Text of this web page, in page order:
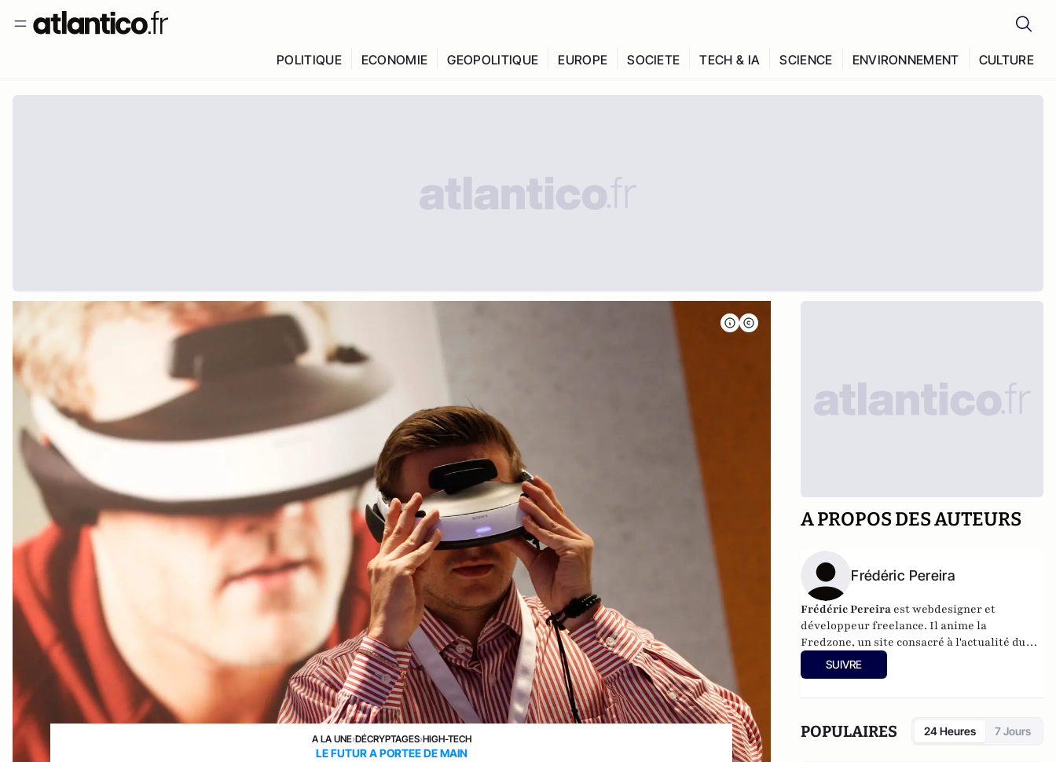
POLITIQUE ECONOMIE GEOPOLITIQUE EUROPE SOCIETE TECH & IA SCIENCE ENVIRONNEMENT CULTURE
A LA UNE›DÉCRYPTAGES›HIGH-TECH
LE FUTUR A PORTEE DE MAIN
A PROPOS DES AUTEURS
Frédéric Pereira
Frédéric Pereira estwebdesigner et
développeur freelance. Il anime la
Fredzone, un site consacré à l'actualité du
web, des nouvelles technologies et des
cultures numériques.
SUIVRE
POPULAIRES 24 Heures 7 Jours